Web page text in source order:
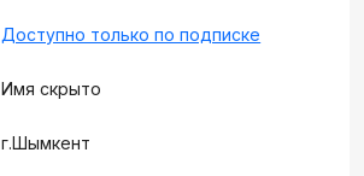
Доступно только по подписке
Имя скрыто
г.Шымкент